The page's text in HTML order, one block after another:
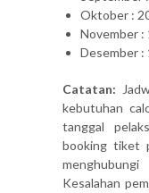
Oktober :
November :
Desember :
Catatan:
kebutuhan
tanggal
booking tiket
Kesalahan